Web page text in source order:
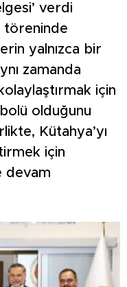
verdi
töreninde
yalnızca bir
zamanda
için
olduğunu
Kütahya’yı
için
devam